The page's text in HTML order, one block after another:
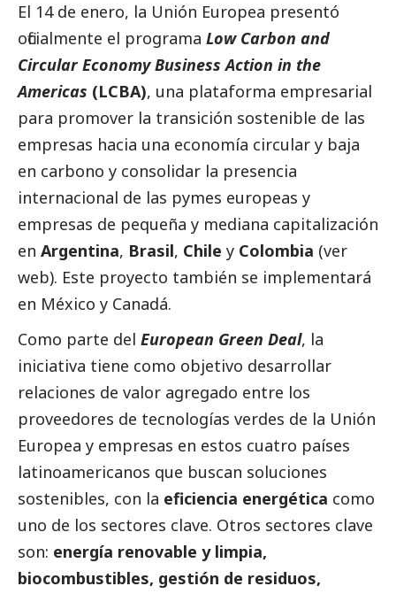
El 14 de enero, la Unión Europea presentó
oficialmente el programa Low Carbon and
Circular Economy Business Action in the
Americas (LCBA), una plataforma empresarial
para promover la transición sostenible de las
empresas hacia una economía circular y baja
en carbono y consolidar la presencia
internacional de las pymes europeas y
empresas de pequeña y mediana capitalización
en Argentina, Brasil, Chile y Colombia (ver
web). Este proyecto también se implementará
en México y Canadá.
Como parte del European Green Deal, la
iniciativa tiene como objetivo desarrollar
relaciones de valor agregado entre los
proveedores de tecnologías verdes de la Unión
Europea y empresas en estos cuatro países
latinoamericanos que buscan soluciones
sostenibles, con la eficiencia energética como
uno de los sectores clave. Otros sectores clave
son: energía renovable y limpia,
biocombustibles, gestión de residuos,